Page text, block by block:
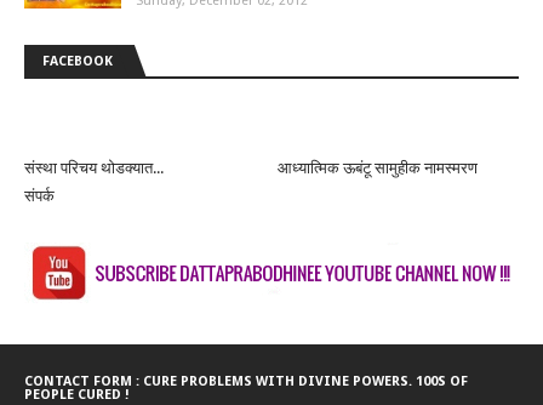
FACEBOOK
संस्था परिचय थोडक्यात...
आध्यात्मिक ऊबंटू सामुहीक नामस्मरण
संपर्क
CONTACT FORM : CURE PROBLEMS WITH DIVINE POWERS. 100S OF
PEOPLE CURED !